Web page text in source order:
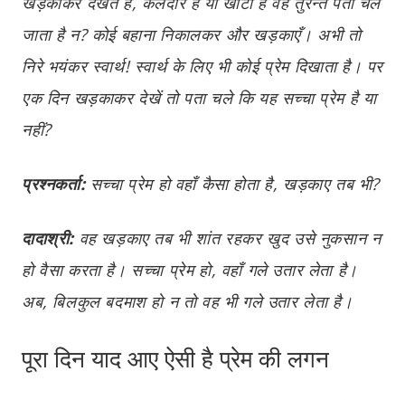
जाता है न? कोई बहाना निकालकर और खड़काएँ। अभी तो
निरे भयंकर स्वार्थ! स्वार्थ के लिए भी कोई प्रेम दिखाता है। पर
एक दिन खड़काकर देखें तो पता चले कि यह सच्चा प्रेम है या
नहीं?
प्रश्नकर्ता:सच्चा प्रेम हो वहाँ कैसा होता है, खड़काए तब भी?
दादाश्री:वह खड़काए तब भी शांत रहकर खुद उसे नुकसान न
हो वैसा करता है। सच्चा प्रेम हो, वहाँ गले उतार लेता है।
अब, बिलकुल बदमाश हो न तो वह भी गले उतार लेता है।
पूरा दिन याद आए ऐसी है प्रेम की लगन